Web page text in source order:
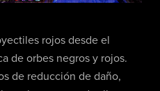
rojos desde el
de orbes negros y rojos.
de reducción de daño,